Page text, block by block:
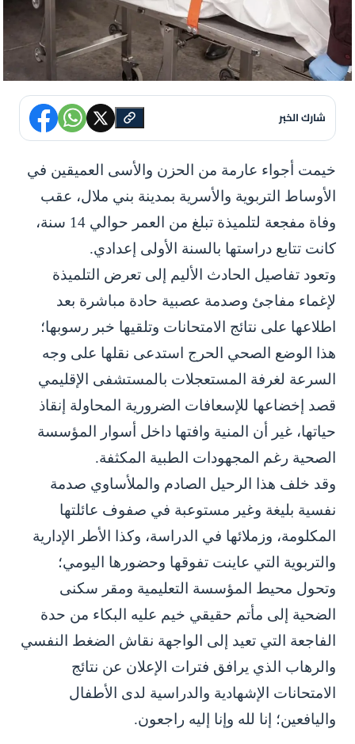
شارك الخبر
خيمت أجواء عارمة من الحزن والأسى العميقين في
الأوساط التربوية والأسرية بمدينة بني ملال، عقب
وفاة مفجعة لتلميذة تبلغ من العمر حوالي 14 سنة،
كانت تتابع دراستها بالسنة الأولى إعدادي.
وتعود تفاصيل الحادث الأليم إلى تعرض التلميذة
لإغماء مفاجئ وصدمة عصبية حادة مباشرة بعد
اطلاعها على نتائج الامتحانات وتلقيها خبر رسوبها؛
هذا الوضع الصحي الحرج استدعى نقلها على وجه
السرعة لغرفة المستعجلات بالمستشفى الإقليمي
قصد إخضاعها للإسعافات الضرورية المحاولة إنقاذ
حياتها، غير أن المنية وافتها داخل أسوار المؤسسة
الصحية رغم المجهودات الطبية المكثفة.
وقد خلف هذا الرحيل الصادم والملأساوي صدمة
نفسية بليغة وغير مستوعبة في صفوف عائلتها
المكلومة، وزملائها في الدراسة، وكذا الأطر الإدارية
والتربوية التي عاينت تفوقها وحضورها اليومي؛
وتحول محيط المؤسسة التعليمية ومقر سكنى
الضحية إلى مأتم حقيقي خيم عليه البكاء من حدة
الفاجعة التي تعيد إلى الواجهة نقاش الضغط النفسي
والرهاب الذي يرافق فترات الإعلان عن نتائج
الامتحانات الإشهادية والدراسية لدى الأطفال
واليافعين؛ إنا لله وإنا إليه راجعون.